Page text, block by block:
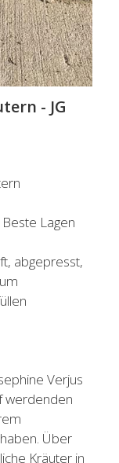
- JG
Lagen
abgepresst,
Verjus
werdenden
Über
Kräuter in